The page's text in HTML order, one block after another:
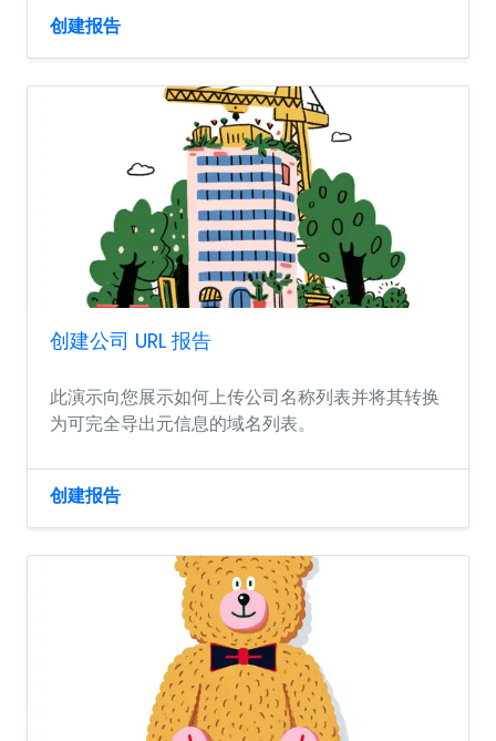
创建报告
创建公司 URL 报告
此演示向您展示如何上传公司名称列表并将其转换
为可完全导出元信息的域名列表。
创建报告